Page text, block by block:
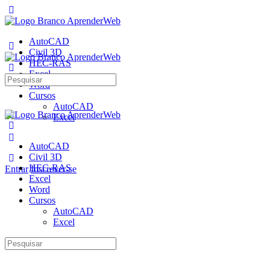
AutoCAD
Civil 3D
HEC-RAS
Excel
Word
Cursos
AutoCAD
Excel
Entrar Inscrever-se
Pesquisar
por:
AutoCAD
Civil 3D
HEC-RAS
Excel
Word
Cursos
AutoCAD
Excel
Pesquisar
por: